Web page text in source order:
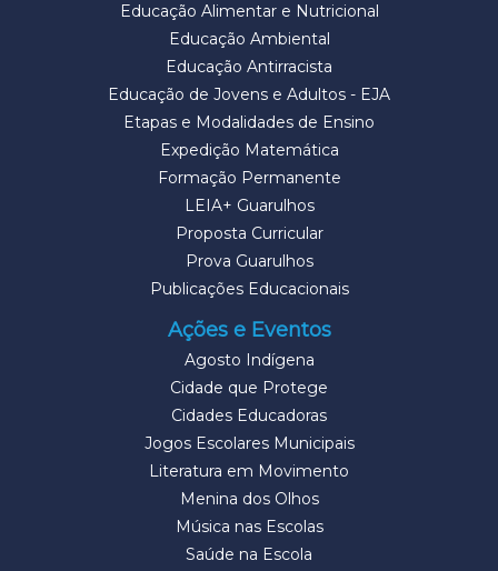
Educação Alimentar e Nutricional
Educação Ambiental
Educação Antirracista
Educação de Jovens e Adultos - EJA
Etapas e Modalidades de Ensino
Expedição Matemática
Formação Permanente
LEIA+ Guarulhos
Proposta Curricular
Prova Guarulhos
Publicações Educacionais
Ações e Eventos
Agosto Indígena
Cidade que Protege
Cidades Educadoras
Jogos Escolares Municipais
Literatura em Movimento
Menina dos Olhos
Música nas Escolas
Saúde na Escola